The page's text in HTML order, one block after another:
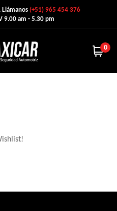
Llámanos(+51) 965 454 376
9.00 am - 5.30 pm
0